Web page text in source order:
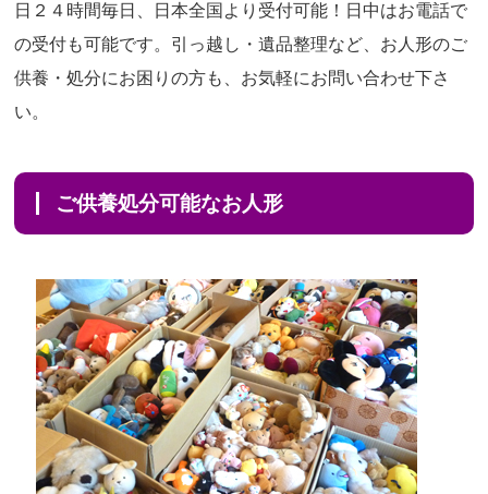
日２４時間毎日、日本全国より受付可能！日中はお電話で
の受付も可能です。引っ越し・遺品整理など、お人形のご
供養・処分にお困りの方も、お気軽にお問い合わせ下さ
い。
ご供養処分可能なお人形